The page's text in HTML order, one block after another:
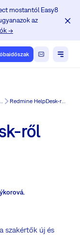
mostantól Easy8
az
→
Easy8 Redmine HelpDesk-ről Tudnivalók
ről
szakértők új és